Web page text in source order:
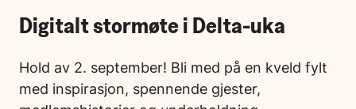
Digitalt stormøte i Delta-uka
Hold av 2. september! Bli med på en kveld fylt
med inspirasjon, spennende gjester,